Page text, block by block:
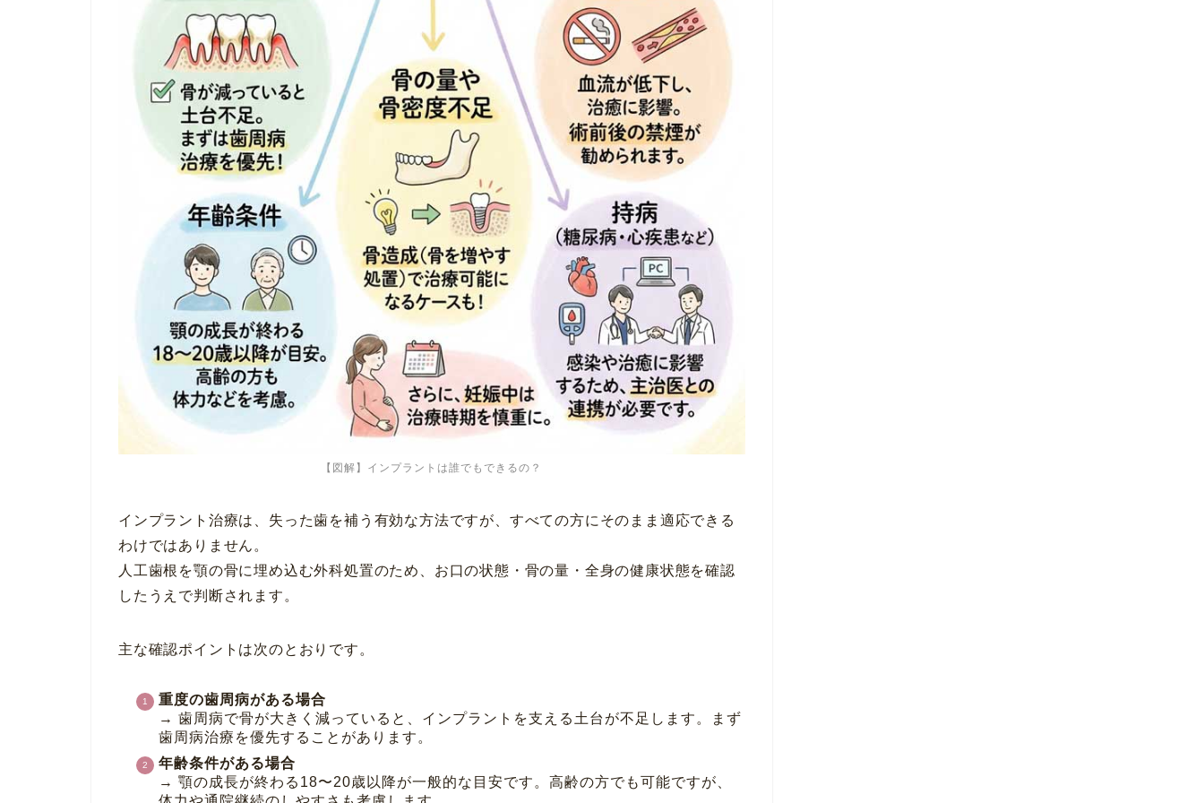
【図解】インプラントは誰でもできるの？
インプラント治療は、失った歯を補う有効な方法ですが、すべての方にそのまま適応できる
わけではありません。
人工歯根を顎の骨に埋め込む外科処置のため、お口の状態・骨の量・全身の健康状態を確認
したうえで判断されます。
主な確認ポイントは次のとおりです。
重度の歯周病がある場合
→ 歯周病で骨が大きく減っていると、インプラントを支える土台が不足します。まず
歯周病治療を優先することがあります。
年齢条件がある場合
→ 顎の成長が終わる18〜20歳以降が一般的な目安です。高齢の方でも可能ですが、